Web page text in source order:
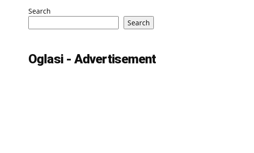
Search
Search
Oglasi - Advertisement